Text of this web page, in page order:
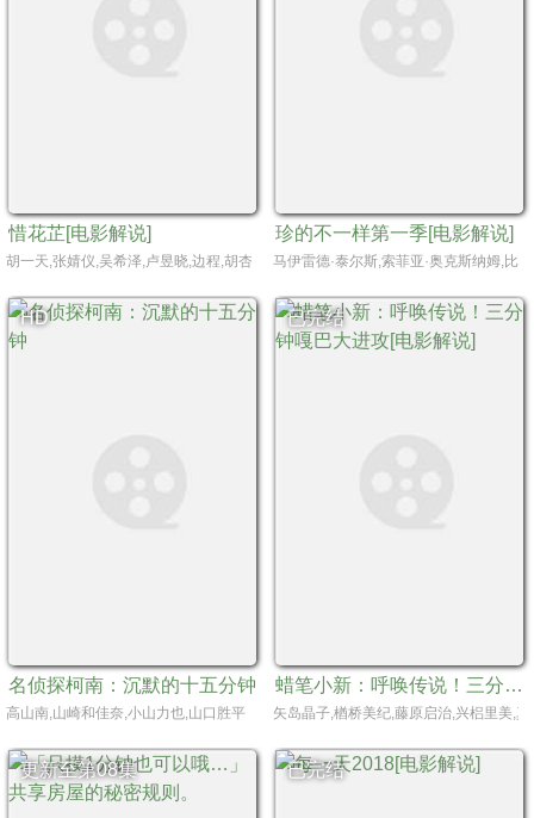
惜花芷[电影解说]
胡一天,张婧仪,吴希泽,卢昱晓,边程,胡杏儿,刘佳,海一天,杨明娜,高雄,田淼,方楚彤,胡
珍的不一样第一季[电影解说]
马伊雷德·泰尔斯,索菲亚·奥克斯纳姆,比
HD
名侦探柯南：沉默的十五分钟
高山南,山崎和佳奈,小山力也,山口胜平
已完结
蜡笔小新：呼唤传说！三分钟嘎巴大进攻[电影解说]
矢岛晶子,楢桥美纪,藤原启治,兴梠里美,
更新至第08集 已完结